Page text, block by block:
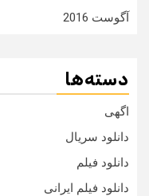
آگوست 2016
دسته‌ها
اگهی
دانلود سریال
دانلود فیلم
دانلود فیلم ایرانی